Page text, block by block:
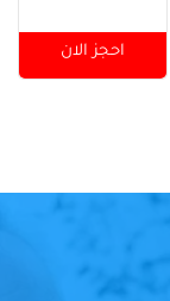
احجز الان